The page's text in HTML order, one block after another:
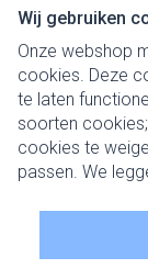
Wij gebruiken
Onze webshop
cookies. Deze
te laten
soorten
cookies te
passen. We
Juridische links